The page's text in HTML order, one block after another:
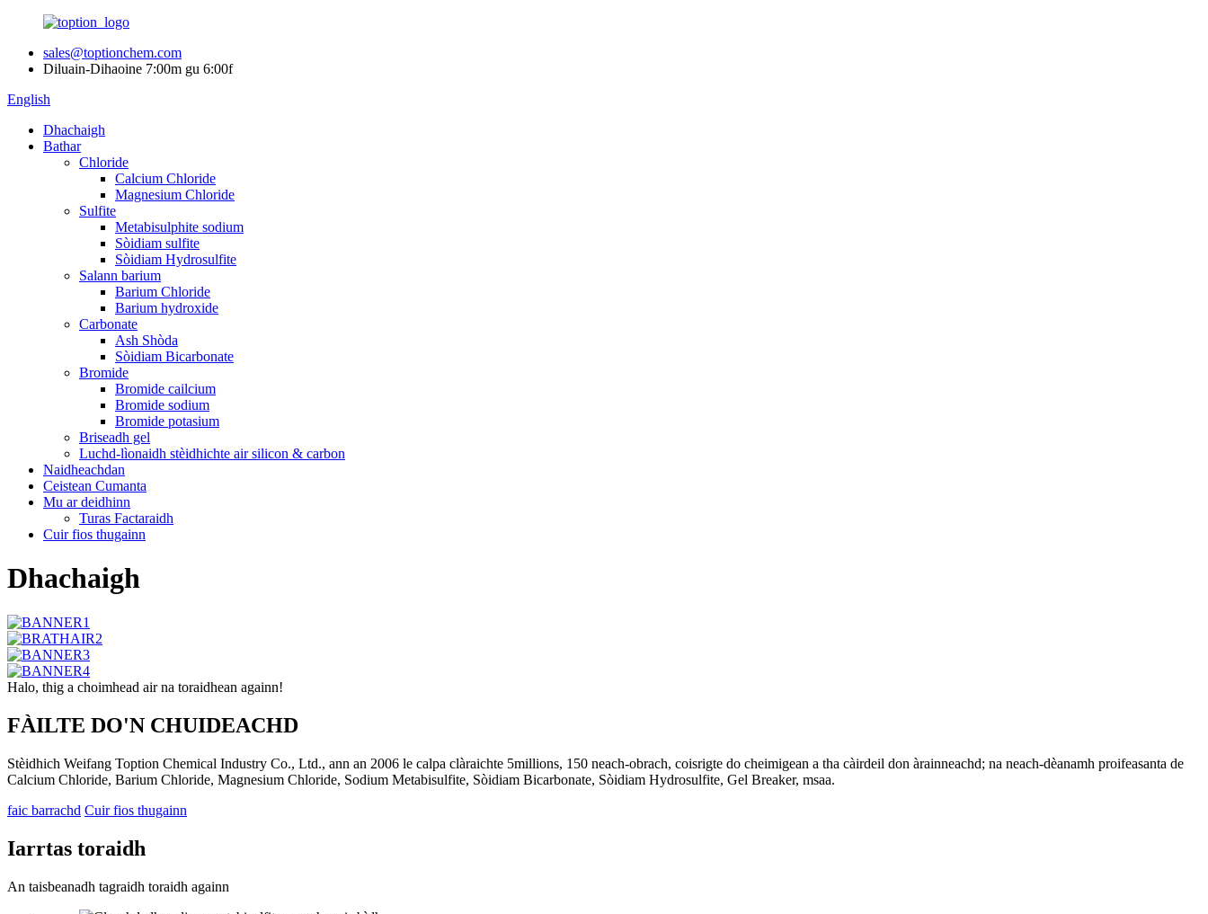
sales@toptionchem.com
Diluain-Dihaoine 7:00m gu 6:00f
English
Dhachaigh
Bathar
Chloride
Calcium Chloride
Magnesium Chloride
Sulfite
Metabisulphite sodium
Sòidiam sulfite
Sòidiam Hydrosulfite
Salann barium
Barium Chloride
Barium hydroxide
Carbonate
Ash Shòda
Sòidiam Bicarbonate
Bromide
Bromide cailcium
Bromide sodium
Bromide potasium
Briseadh gel
Luchd-lìonaidh stèidhichte air silicon & carbon
Naidheachdan
Ceistean Cumanta
Mu ar deidhinn
Turas Factaraidh
Cuir fios thugainn
Dhachaigh
Halo, thig a choimhead air na toraidhean againn!
FÀILTE DO'N CHUIDEACHD
Stèidhich Weifang Toption Chemical Industry Co., Ltd., ann an 2006 le calpa clàraichte 5millions, 150 neach-obrach, coisrigte do cheimigean a tha càirdeil don àrainneachd; na neach-dèanamh proifeasanta de
Calcium Chloride, Barium Chloride, Magnesium Chloride, Sodium Metabisulfite, Sòidiam Bicarbonate, Sòidiam Hydrosulfite, Gel Breaker, msaa.
faic barrachd Cuir fios thugainn
Iarrtas toraidh
An taisbeanadh tagraidh toraidh againn